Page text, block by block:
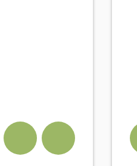
DODAJ DO KOSZYKA